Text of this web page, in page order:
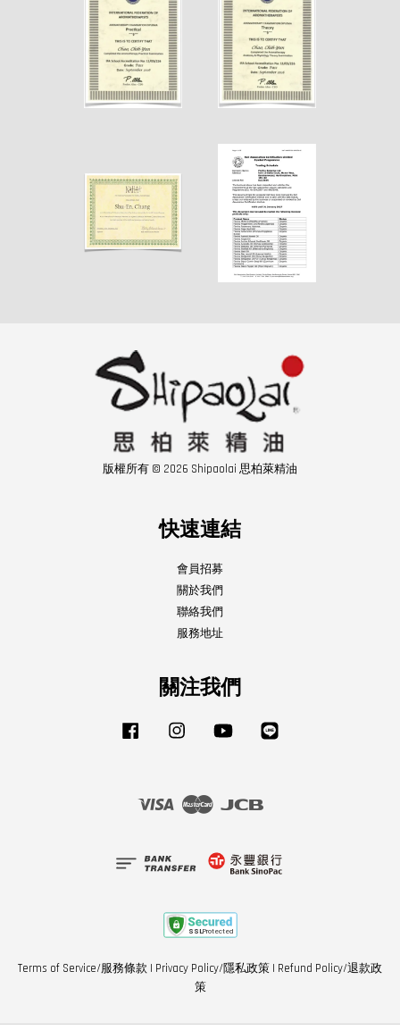
版權所有 © 2026 Shipaolai 思柏萊精油
快速連結
會員招募
關於我們
聯絡我們
服務地址
關注我們
Facebook Instagram YouTube
Visa Master
Terms of Service/服務條款 | Privacy Policy/隱私政策 | Refund Policy/退款政
策